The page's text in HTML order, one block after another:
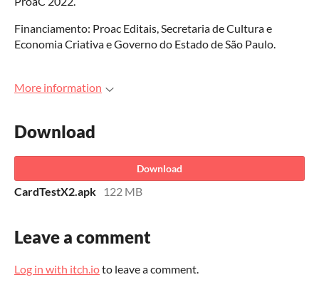
Financiamento: Proac Editais, Secretaria de Cultura e
Economia Criativa e Governo do Estado de São Paulo.
More information
Download
Download
CardTestX2.apk 122 MB
Leave a comment
Log in with itch.ioto leave a comment.